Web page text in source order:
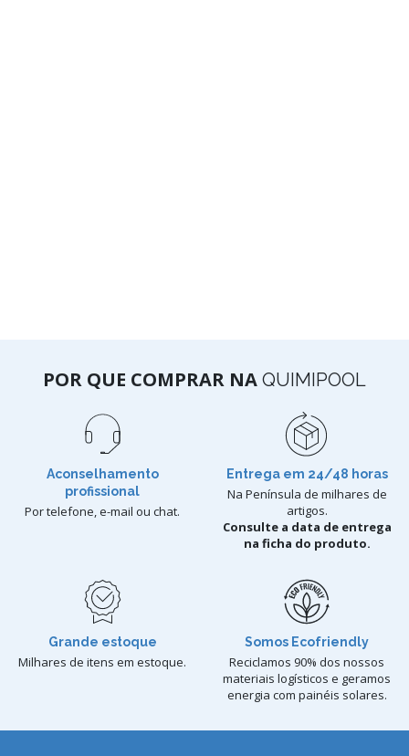
POR QUE COMPRAR NA QUIMIPOOL
Aconselhamento
profissional
Por telefone, e-mail ou chat.
Entrega em 24/48 horas
Na Península de milhares de
artigos.
Consulte a data de entrega
na ficha do produto.
Grande estoque
Milhares de itens em estoque.
Somos Ecofriendly
Reciclamos 90% dos nossos
materiais logísticos e geramos
energia com painéis solares.